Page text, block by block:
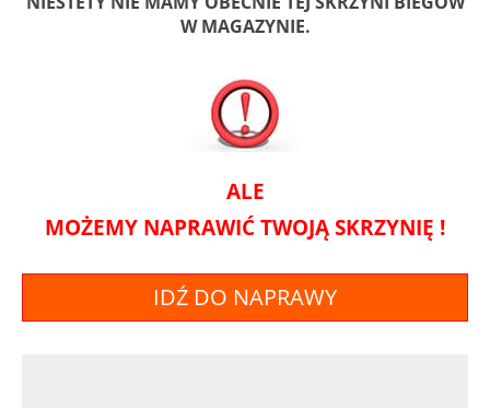
W MAGAZYNIE.
ALE
MOŻEMY NAPRAWIĆ TWOJĄ SKRZYNIĘ !
IDŹ DO NAPRAWY